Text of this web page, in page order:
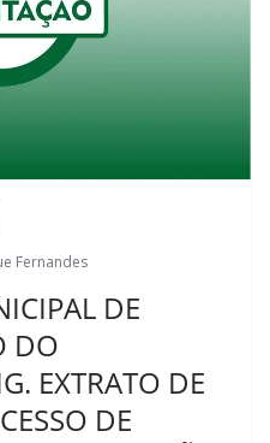
Fernandes
DE
DO
EXTRATO DE
DE